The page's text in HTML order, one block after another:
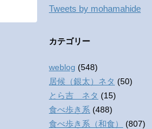
Tweets by mohamahide
カテゴリー
weblog (548)
居候（銀太）ネタ (50)
とら吉 ネタ (15)
食べ歩き系 (488)
食べ歩き系（和食）
(807)